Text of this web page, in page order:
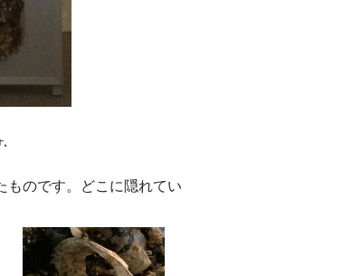
のです。どこに隠れてい